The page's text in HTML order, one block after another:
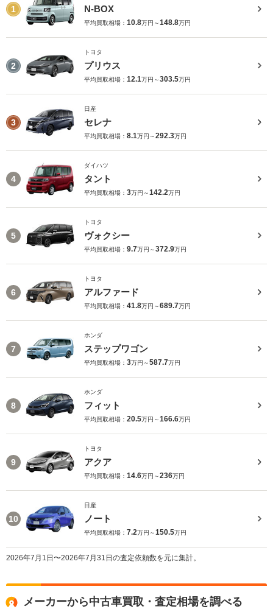
1 N-BOX
平均買取相場： 10.8万円～148.8万円
2
トヨタ
プリウス
平均買取相場： 12.1万円～303.5万円
3
日産
セレナ
平均買取相場： 8.1万円～292.3万円
4
ダイハツ
タント
平均買取相場： 3万円～142.2万円
5
トヨタ
ヴォクシー
平均買取相場： 9.7万円～372.9万円
6
トヨタ
アルファード
平均買取相場： 41.8万円～689.7万円
7
ホンダ
ステップワゴン
平均買取相場： 3万円～587.7万円
8
ホンダ
フィット
平均買取相場： 20.5万円～166.6万円
9
トヨタ
アクア
平均買取相場： 14.6万円～236万円
10
日産
ノート
平均買取相場： 7.2万円～150.5万円
2026年7月1日〜2026年7月31日の査定依頼数を元に集計。
メーカーから中古車買取・査定相場を調べる